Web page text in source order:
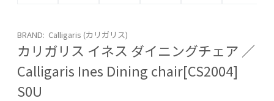
BRAND: Calligaris (カリガリス)
カリガリス イネス ダイニングチェア ／
Calligaris Ines Dining chair[CS2004]
S0U